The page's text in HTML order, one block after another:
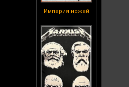
Империя ножей